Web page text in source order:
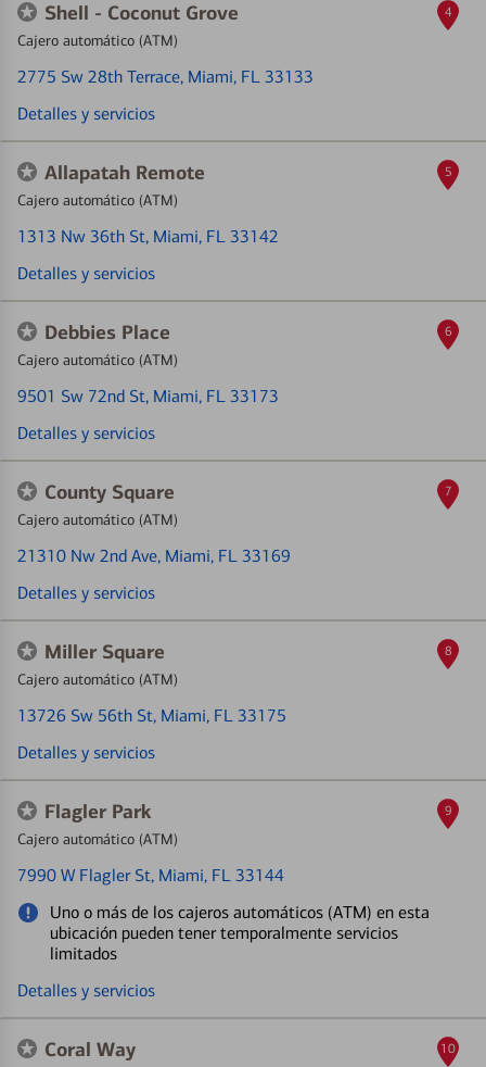
Shell - Coconut Grove
Cajero automático (ATM)
2775 Sw 28th Terrace, Miami, FL 33133
Detalles y servicios
4
Allapatah Remote
Cajero automático (ATM)
1313 Nw 36th St, Miami, FL 33142
Detalles y servicios
5
Debbies Place
Cajero automático (ATM)
9501 Sw 72nd St, Miami, FL 33173
Detalles y servicios
6
County Square
Cajero automático (ATM)
21310 Nw 2nd Ave, Miami, FL 33169
Detalles y servicios
7
Miller Square
Cajero automático (ATM)
13726 Sw 56th St, Miami, FL 33175
Detalles y servicios
8
Flagler Park
Cajero automático (ATM)
7990 W Flagler St, Miami, FL 33144
Uno o más de los cajeros automáticos (ATM) en esta
ubicación pueden tener temporalmente servicios
limitados
Detalles y servicios
9
Coral Way 10